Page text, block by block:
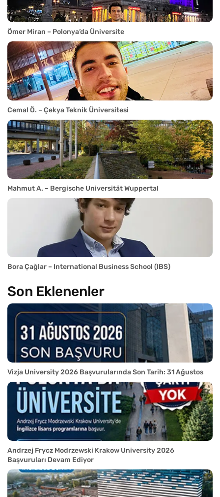
Ömer Miran – Polonya’da Üniversite
Cemal Ö. – Çekya Teknik Üniversitesi
Mahmut A. – Bergische Universität Wuppertal
Bora Çağlar – International Business School (IBS)
Son Eklenenler
Vizja University 2026 Başvurularında Son Tarih: 31 Ağustos
Andrzej Frycz Modrzewski Krakow University 2026
Başvuruları Devam Ediyor